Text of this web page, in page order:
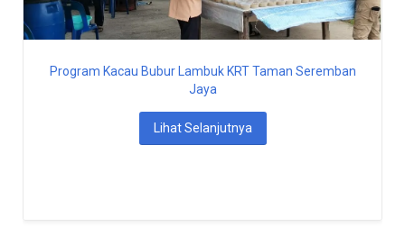
Program Kacau Bubur Lambuk KRT Taman Seremban
Jaya
Lihat Selanjutnya